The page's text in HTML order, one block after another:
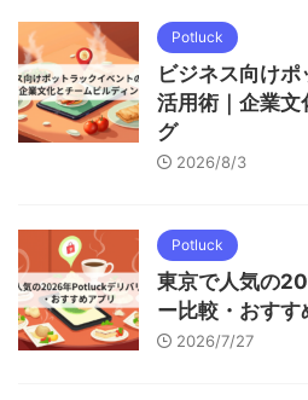
Potluck
ビジネス向け
活用術｜企業文
グ
2026/8/3
Potluck
東京で人気の
ー比較・おすす
2026/7/27